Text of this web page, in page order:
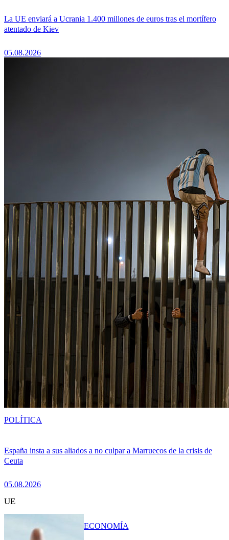
La UE enviará a Ucrania 1.400 millones de euros tras el mortífero
atentado de Kiev
05.08.2026
España insta a sus aliados a no culpar a Marruecos de la crisis de
Ceuta
05.08.2026
POLÍTICA
UE
ECONOMÍA